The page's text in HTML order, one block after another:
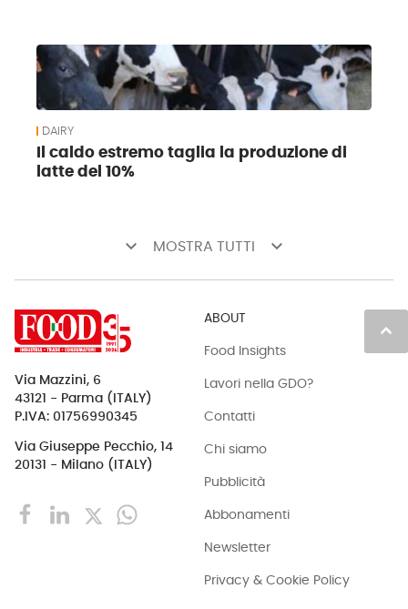
DAIRY
Il caldo estremo taglia la produzione di
latte del 10%
keyboard_arrow_down MOSTRA TUTTI keyboard_arrow_down
keyboard_arrow_up
Via Mazzini, 6
43121 - Parma (ITALY)
P.IVA: 01756990345
Via Giuseppe Pecchio, 14
20131 - Milano (ITALY)
ABOUT
Food Insights
Lavori nella GDO?
Contatti
Chi siamo
Pubblicità
Abbonamenti
Newsletter
Privacy & Cookie Policy